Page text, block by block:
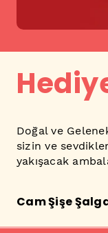
Doğal ve
sizin ve
yakışacak
Cam Şişe